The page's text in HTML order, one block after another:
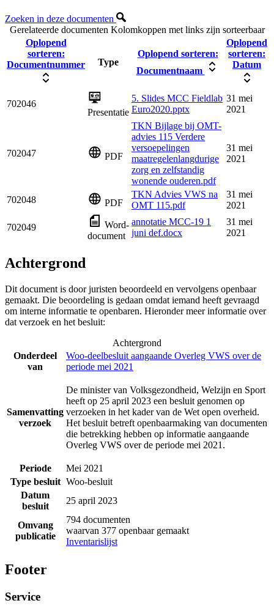
Zoeken in deze documenten
Gerelateerde documenten Kolomkoppen met links zijn sorteerbaar
Oplopend
sorteren:
Documentnummer
Type
Oplopend sorteren:
Documentnaam
Oplopend
sorteren:
Datum
702046
Presentatie
5. Slides MCC Fieldlab
Euro2020.pptx
31 mei
2021
702047 PDF
TKN Bijlage bij OMT-
advies 115 Verdere
versoepelingen
maatregelenlangdurige
zorg en zelfstandig
wonende ouderen.pdf
31 mei
2021
702048 PDF
TKN Advies VWS na
OMT 115.pdf
31 mei
2021
702049
Word-
document
annotatie MCC-19 1
juni def.docx
31 mei
2021
Achtergrond
Dit document is door juristen beoordeeld en vervolgens openbaar
gemaakt. Die beoordeling is gedaan omdat iemand heeft gevraagd
om interne informatie te openbaren. Hieronder meer informatie over
dat verzoek en het besluit:
Achtergrond
Onderdeel
van
Woo-deelbesluit aangaande Overleg VWS over de
periode mei 2021
Samenvatting
verzoek
De minister van Volksgezondheid, Welzijn en Sport
heeft op 25 april 2023 een besluit genomen op
verzoeken in het kader van de Wet open overheid.
Het besluit betreft openbaarmaking van documenten
die betrekking hebben op informatie aangaande
Overleg VWS over de periode mei 2021.
Periode
Mei 2021
Type besluit Woo-besluit
Datum
besluit
25 april 2023
Omvang
publicatie
794 documenten
waarvan 377 openbaar gemaakt
Inventarislijst
Footer
Service